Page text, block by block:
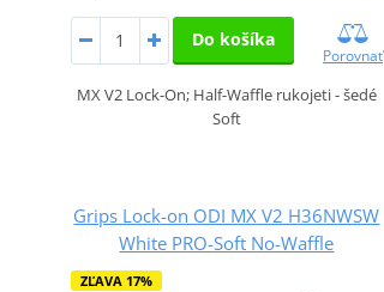
Do košíka
Porovnať
MX V2 Lock-On; Half-Waffle rukojeti - šedé
Soft
Grips Lock-on ODI MX V2 H36NWSW
White PRO-Soft No-Waffle
ZĽAVA 17%